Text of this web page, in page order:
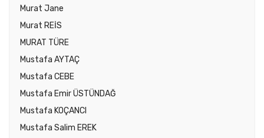
Murat Jane
Murat REİS
MURAT TÜRE
Mustafa AYTAÇ
Mustafa CEBE
Mustafa Emir ÜSTÜNDAĞ
Mustafa KOÇANCI
Mustafa Salim EREK